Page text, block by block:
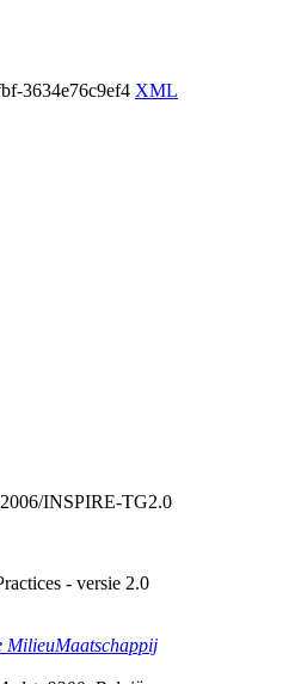
3634e76c9ef4 XML
INSPIRE-TG2.0
- versie 2.0
MilieuMaatschappij